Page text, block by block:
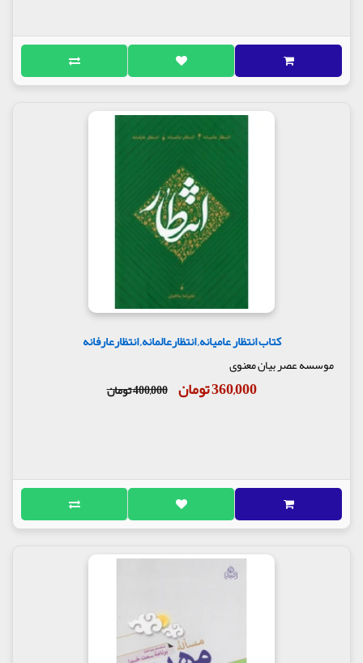
کتاب انتظار عامیانه, انتظارعالمانه, انتظارعارفانه
موسسه عصر بیان معنوی
360,000 تومان 400,000 تومان